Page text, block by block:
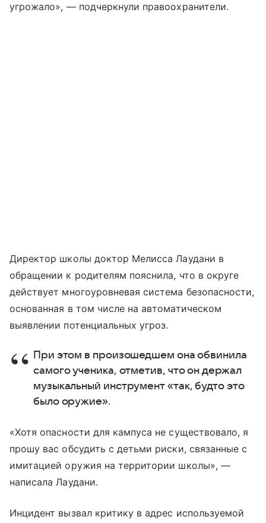
угрожало», — подчеркнули правоохранители.
Директор школы доктор Мелисса Лаудани в
обращении к родителям пояснила, что в округе
действует многоуровневая система безопасности,
основанная в том числе на автоматическом
выявлении потенциальных угроз.
При этом в произошедшем она обвинила
самого ученика, отметив, что он держал
музыкальный инструмент «так, будто это
было оружие».
«Хотя опасности для кампуса не существовало, я
прошу вас обсудить с детьми риски, связанные с
имитацией оружия на территории школы», —
написала Лаудани.
Инцидент вызвал критику в адрес используемой